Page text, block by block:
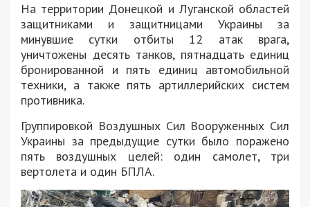
На территории Донецкой и Луганской областей
защитниками и защитницами Украины за
минувшие сутки отбиты 12 атак врага,
уничтожены десять танков, пятнадцать единиц
бронированной и пять единиц автомобильной
техники, а также пять артиллерийских систем
противника.
Группировкой Воздушных Сил Вооруженных Сил
Украины за предыдущие сутки было поражено
пять воздушных целей: один самолет, три
вертолета и один БПЛА.